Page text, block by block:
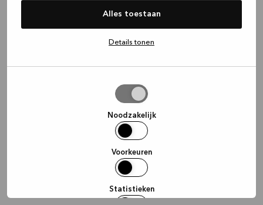
Alles toestaan
Details tonen
Noodzakelijk
Voorkeuren
Statistieken